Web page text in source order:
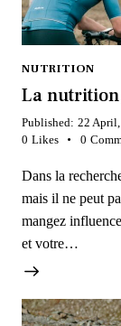
NUTRITION
La
Published: 22
0 Likes 0
Dans la
mais il ne peut
mangez
et votre…